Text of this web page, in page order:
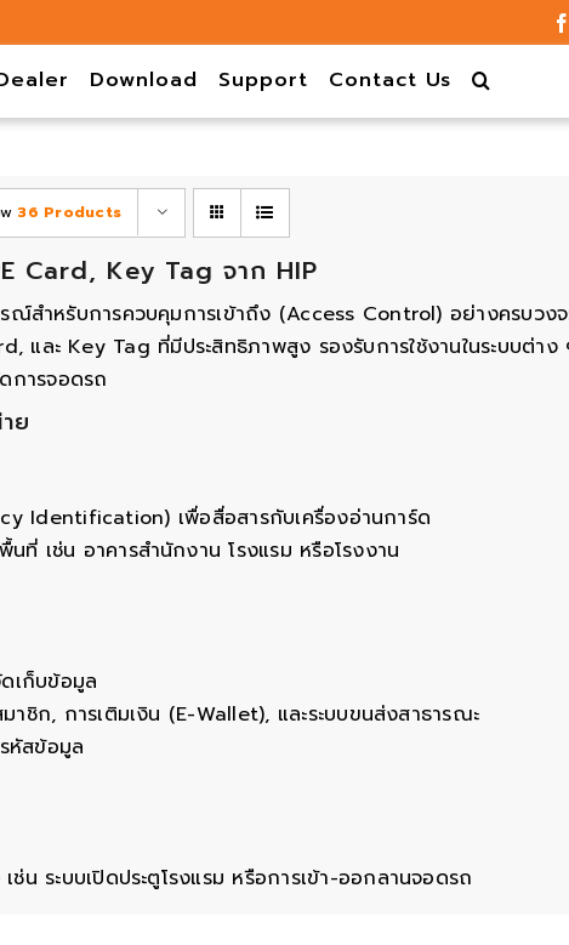
Download Support Contact Us
36 Products
Card, Key Tag จาก HIP
ณ์สำหรับการควบคุมการเข้าถึง (Access Control) อย่างครบว
และ Key Tag ที่มีประสิทธิภาพสูง รองรับการใช้งานในระบบต่าง
การจอดรถ
ย
Identification) เพื่อสื่อสารกับเครื่องอ่านการ์ด
นที่ เช่น อาคารสำนักงาน โรงแรม หรือโรงงาน
เก็บข้อมูล
าชิก, การเติมเงิน (E-Wallet), และระบบขนส่งสาธารณะ
หัสข้อมูล
ช่น ระบบเปิดประตูโรงแรม หรือการเข้า-ออกลานจอดรถ